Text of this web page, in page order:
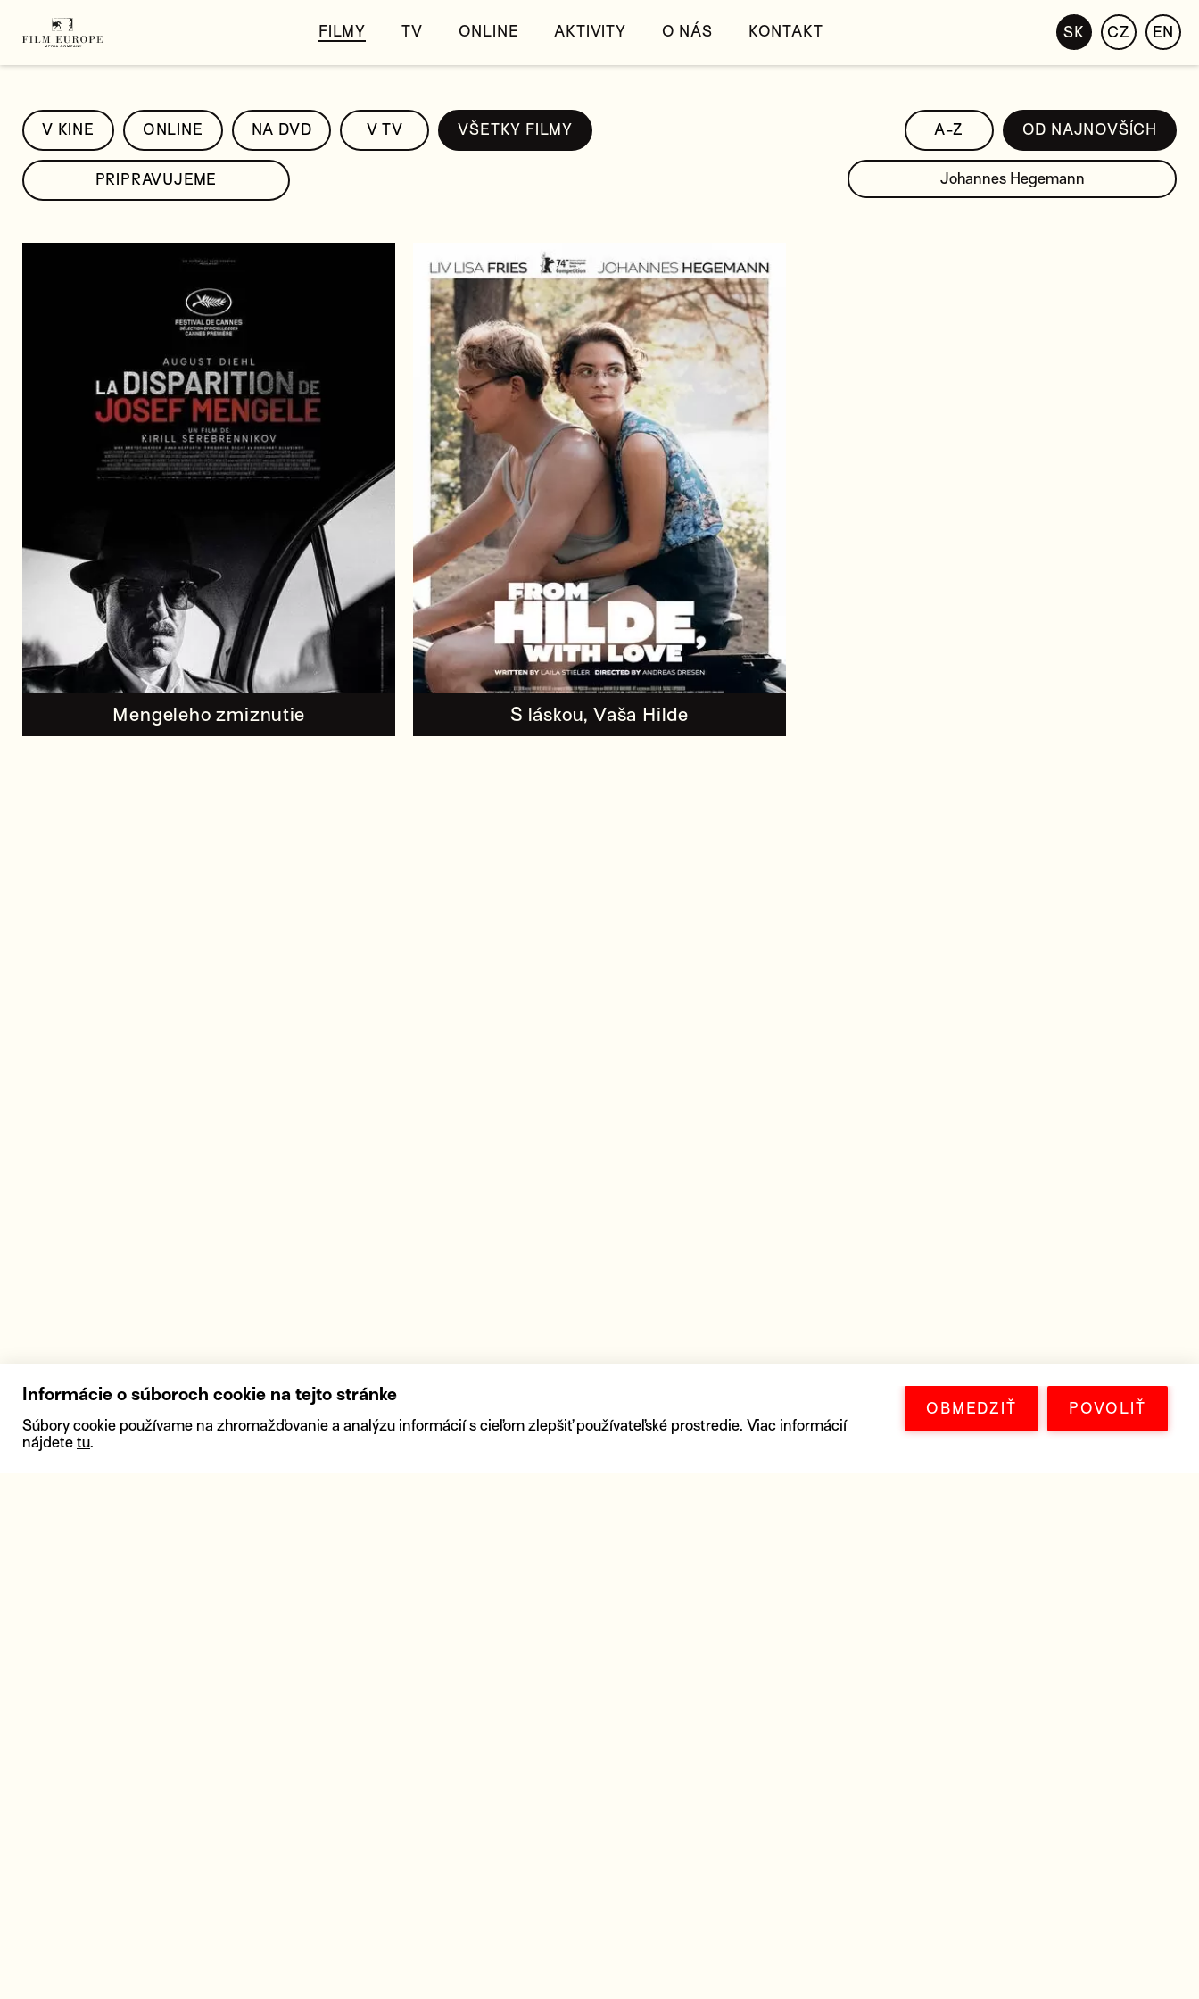
FILMY TV ONLINE AKTIVITY O NÁS KONTAKT SK CZ EN
V KINE ONLINE NA DVD V TV VŠETKY FILMY OD NAJNOVŠÍCH
A-Z
PRIPRAVUJEME
Mengeleho zmiznutie S láskou, Vaša Hilde
Informácie o súboroch cookie na tejto stránke
Súbory cookie používame na zhromažďovanie a analýzu informácií s cieľom zlepšiť používateľské prostredie. Viac informácií
nájdete tu.
OBMEDZIŤ POVOLIŤ